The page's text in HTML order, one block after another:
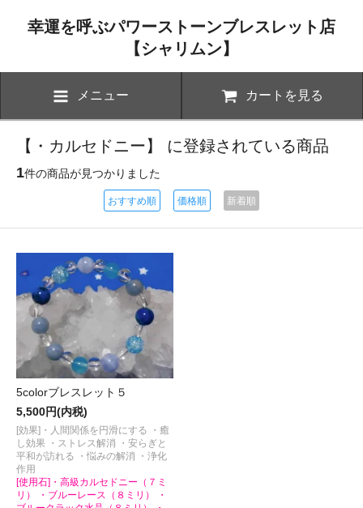
幸運を呼ぶパワーストーンブレスレット店
【シャリムン】
メニュー カートを見る
【・カルセドニー】 に登録されている商品
1件の商品が見つかりました
おすすめ順 価格順 新着順
5colorブレスレット５
5,500円(内税)
[効果]・人間関係を円滑にする ・癒
し効果 ・ストレス解消 ・安らぎと
平和が訪れる ・悩みの解消 ・浄化
作用
[使用石]・高級カルセドニー（７ミ
リ） ・ブルーレース（８ミリ） ・